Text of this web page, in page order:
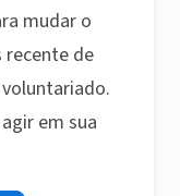
mudar o
recente de
em sua